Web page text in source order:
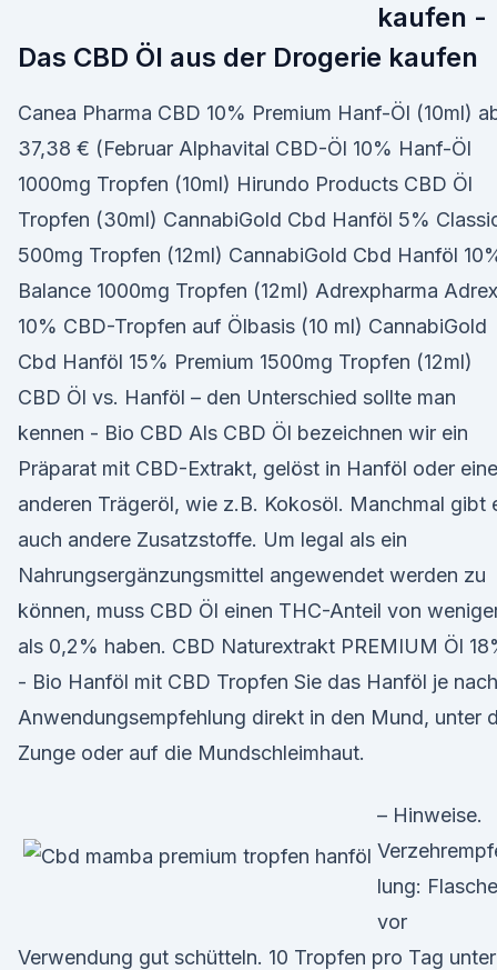
kaufen -
Das CBD Öl aus der Drogerie kaufen
Canea Pharma CBD 10% Premium Hanf-Öl (10ml)
37,38 € (Februar Alphavital CBD-Öl 10% Hanf-Öl
1000mg Tropfen (10ml) Hirundo Products CBD Öl
Tropfen (30ml) CannabiGold Cbd Hanföl 5%
500mg Tropfen (12ml) CannabiGold Cbd Hanföl
Balance 1000mg Tropfen (12ml) Adrexpharma
10% CBD-Tropfen auf Ölbasis (10 ml) CannabiGold
Cbd Hanföl 15% Premium 1500mg Tropfen (12ml)
CBD Öl vs. Hanföl – den Unterschied sollte man
kennen - Bio CBD Als CBD Öl bezeichnen wir ein
Präparat mit CBD-Extrakt, gelöst in Hanföl oder
anderen Trägeröl, wie z.B. Kokosöl. Manchmal gibt
auch andere Zusatzstoffe. Um legal als ein
Nahrungsergänzungsmittel angewendet werden zu
können, muss CBD Öl einen THC-Anteil von
als 0,2% haben. CBD Naturextrakt PREMIUM Öl
- Bio Hanföl mit CBD Tropfen Sie das Hanföl je nach
Anwendungsempfehlung direkt in den Mund, unter
Zunge oder auf die Mundschleimhaut.
– Hinweise.
lung: Flasche
vor
Verwendung gut schütteln. 10 Tropfen pro Tag unter